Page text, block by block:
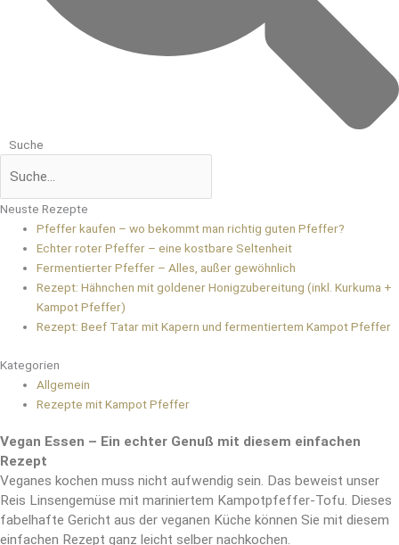
Suche
Neuste Rezepte
Pfeffer kaufen – wo bekommt man richtig guten Pfeffer?
Echter roter Pfeffer – eine kostbare Seltenheit
Fermentierter Pfeffer – Alles, außer gewöhnlich
Rezept: Hähnchen mit goldener Honigzubereitung (inkl. Kurkuma +
Kampot Pfeffer)
Rezept: Beef Tatar mit Kapern und fermentiertem Kampot Pfeffer
Kategorien
Allgemein
Rezepte mit Kampot Pfeffer
Vegan Essen – Ein echter Genuß mit diesem einfachen
Rezept
Veganes kochen muss nicht aufwendig sein. Das beweist unser
Reis Linsengemüse mit mariniertem Kampotpfeffer-Tofu. Dieses
fabelhafte Gericht aus der veganen Küche können Sie mit diesem
einfachen Rezept ganz leicht selber nachkochen.